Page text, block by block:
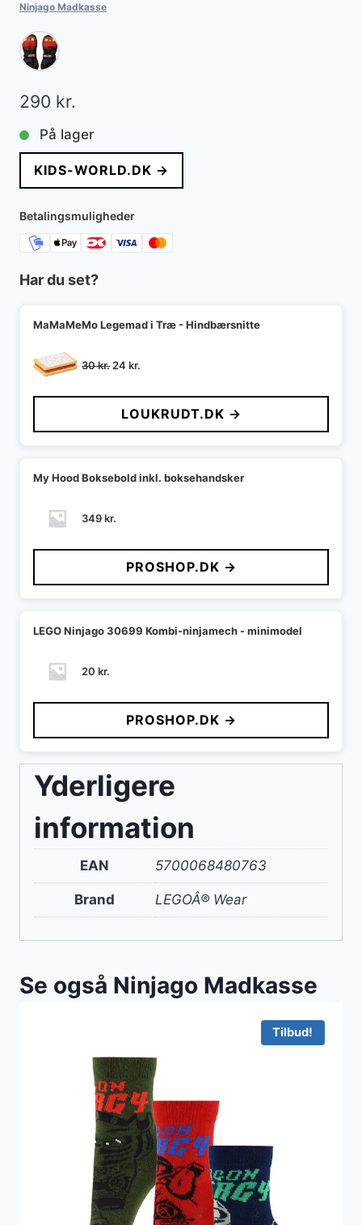
Ninjago Madkasse
290 kr.
På lager
KIDS-WORLD.DK →
Betalingsmuligheder
Har du set?
MaMaMeMo Legemad i Træ - Hindbærsnitte
30kr. Den
pris
var:
30 kr..
24 kr.
pris
er:
24 kr..
LOUKRUDT.DK →
My Hood Boksebold inkl. boksehandsker
349kr.
PROSHOP.DK →
LEGO Ninjago 30699 Kombi-ninjamech - minimodel
20 kr.
PROSHOP.DK →
Yderligere
information
EAN 5700068480763
Brand LEGOÂ® Wear
Se også Ninjago Madkasse
Tilbud!